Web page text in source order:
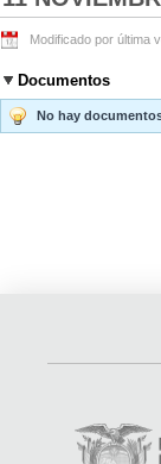
Modificado por última
Documentos
No hay